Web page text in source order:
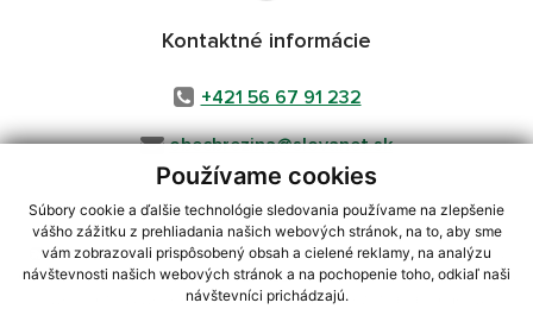
Používame cookies
Súbory cookie a ďalšie technológie sledovania používame na zlepšenie
vášho zážitku z prehliadania našich webových stránok, na to, aby sme
vám zobrazovali prispôsobený obsah a cielené reklamy, na analýzu
návštevnosti našich webových stránok a na pochopenie toho, odkiaľ naši
návštevníci prichádzajú.
Kontaktné informácie
+421 56 67 91 232
obecbrezina@slovanet.sk
využite možnosť získavania aktuálnych informácií s využitím RSS
CMS systém (redakčný) systém ECHELON 2,Mapa stránok,web portál
webex.digital, s.r.o.,domény,registrácia domény